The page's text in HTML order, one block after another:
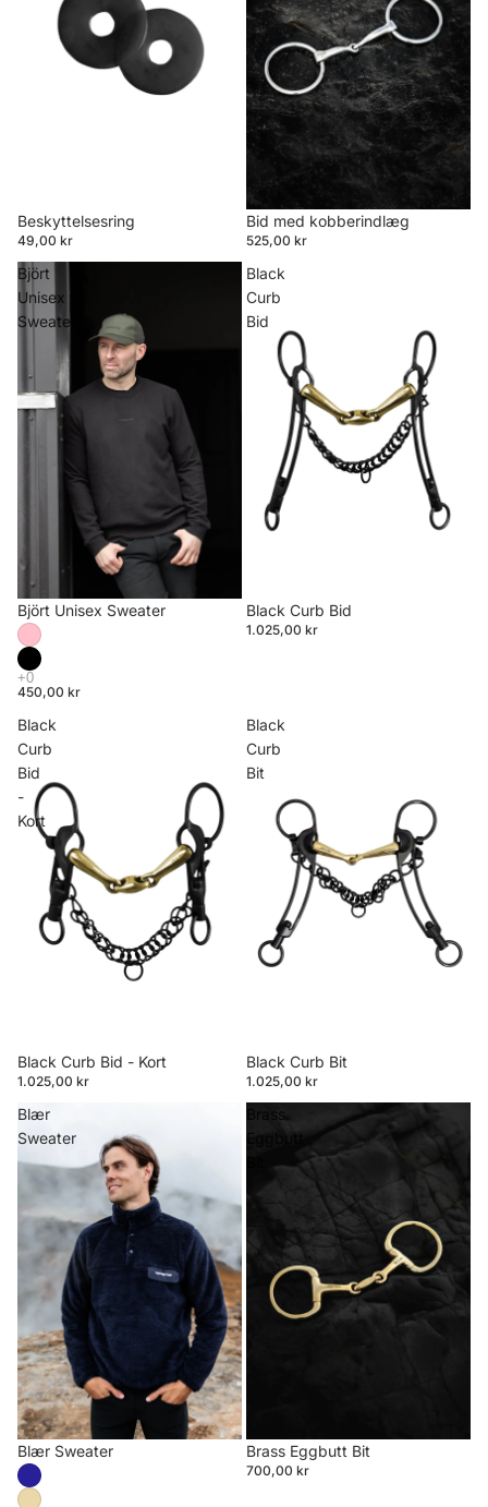
Beskyttelsesring
49,00 kr
Bid med kobberindlæg
525,00 kr
Björt
Unisex
Sweater
Björt Unisex Sweater
450,00 kr
Black
Curb
Bid
Black Curb Bid
1.025,00 kr
Black
Curb
Bid
-
Kort
Black Curb Bid - Kort
1.025,00 kr
Black
Curb
Bit
Black Curb Bit
1.025,00 kr
Blær
Sweater
Blær Sweater
Brass
Eggbutt
Brass Eggbutt Bit
700,00 kr